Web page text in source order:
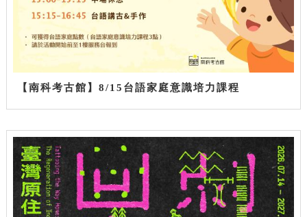
【南科考古館】8/15台語家庭意識培力課程